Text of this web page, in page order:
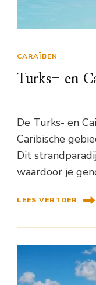
CARAÏBEN
Turks- en
De Turks- en
Caribische
Dit
waardoor je
LEES VERTDER